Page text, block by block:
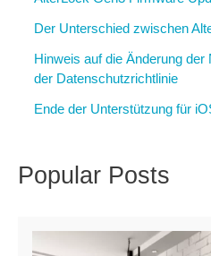
werden
Der Unterschied zwischen
Hinweis auf die Änderung
der Datenschutzrichtlinie
Ende der Unterstützung für
Popular Posts